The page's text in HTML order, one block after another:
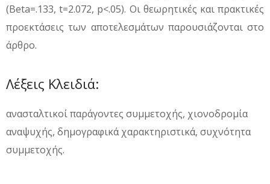
(Beta=.133, t=2.072, p<.05). Οι θεωρητικές και πρακτικές
προεκτάσεις των αποτελεσμάτων παρουσιάζονται στο
άρθρο.
Λέξεις Κλειδιά:
ανασταλτικοί παράγοντες συμμετοχής, χιονοδρομία
αναψυχής, δημογραφικά χαρακτηριστικά, συχνότητα
συμμετοχής.